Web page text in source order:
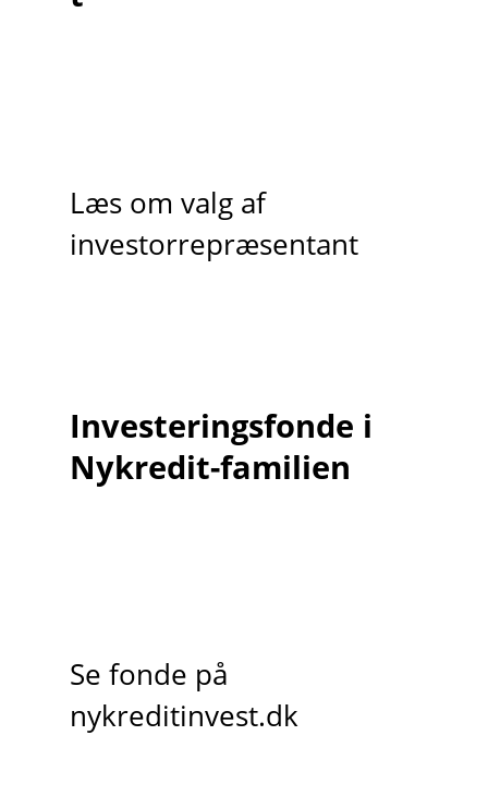
Læs om valg af
investorrepræsentant
Investeringsfonde i
Nykredit-familien
Se fonde på
nykreditinvest.dk